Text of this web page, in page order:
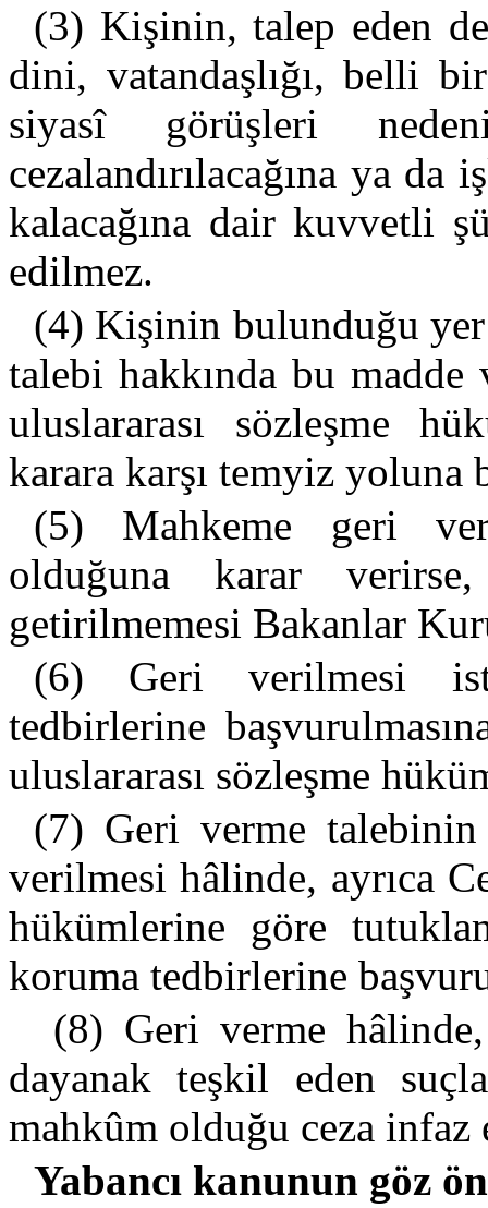
(3) Kişinin, talep eden
dini, vatandaşlığı, belli
siyasî görüşleri
cezalandırılacağına ya
kalacağına dair kuvvetli
edilmez.
(4) Kişinin bulunduğu yer
talebi hakkında bu
uluslararası sözleşme
karara karşı temyiz yoluna
(5) Mahkeme geri
olduğuna karar
getirilmemesi Bakanlar
(6) Geri verilmesi
tedbirlerine
uluslararası sözleşme
(7) Geri verme
verilmesi hâlinde, ayrıca
hükümlerine göre
koruma tedbirlerine
(8) Geri verme
dayanak teşkil eden
mahkûm olduğu ceza
Yabancı kanunun göz